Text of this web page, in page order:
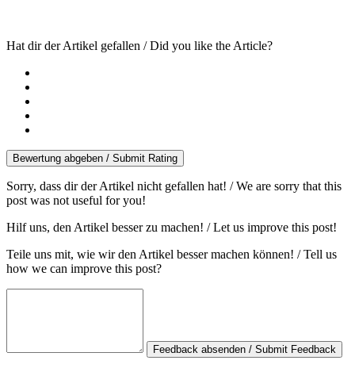
Hat dir der Artikel gefallen / Did you like the Article?
Bewertung abgeben / Submit Rating
Sorry, dass dir der Artikel nicht gefallen hat! / We are sorry that this
post was not useful for you!
Hilf uns, den Artikel besser zu machen! / Let us improve this post!
Teile uns mit, wie wir den Artikel besser machen können! / Tell us
how we can improve this post?
Feedback absenden / Submit Feedback